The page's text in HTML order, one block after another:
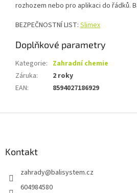
rozhozem nebo pro aplikaci do řádků.
BEZPEČNOSTNÍ LIST: Slimex
Doplňkové parametry
Kategorie: Zahradní chemie
Záruka:
2 roky
EAN: 8594027186929
Kontakt
zahrady@balisystem.cz
604984580